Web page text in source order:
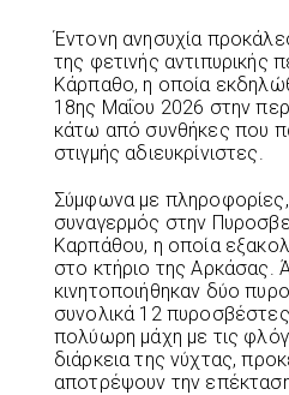
Έντονη ανησυχία
της φετινής αντιπυρικής
Κάρπαθο, η οποία
18ης Μαΐου 2026 στην
κάτω από συνθήκες που
στιγμής αδιευκρίνιστες.
Σύμφωνα με
συναγερμός στην
Καρπάθου, η οποία
στο κτήριο της Αρκάσας.
κινητοποιήθηκαν δύο
συνολικά 12
πολύωρη μάχη με τις
διάρκεια της νύχτας,
αποτρέψουν την επέκταση